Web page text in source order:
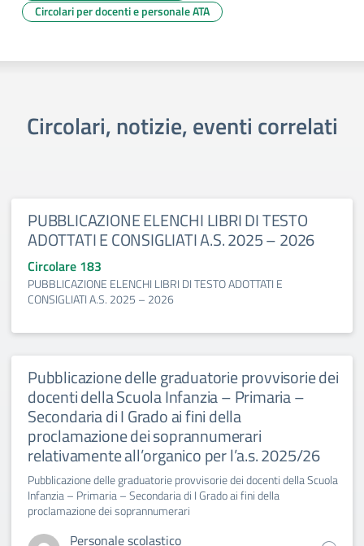
Circolari per docenti e personale ATA
Circolari, notizie, eventi correlati
PUBBLICAZIONE ELENCHI LIBRI DI TESTO
ADOTTATI E CONSIGLIATI A.S. 2025 – 2026
Circolare 183
PUBBLICAZIONE ELENCHI LIBRI DI TESTO ADOTTATI E
CONSIGLIATI A.S. 2025 – 2026
Pubblicazione delle graduatorie provvisorie dei
docenti della Scuola Infanzia – Primaria –
Secondaria di I Grado ai fini della
proclamazione dei soprannumerari
relativamente all’organico per l’a.s. 2025/26
Pubblicazione delle graduatorie provvisorie dei docenti della Scuola
Infanzia – Primaria – Secondaria di I Grado ai fini della
proclamazione dei soprannumerari
Personale scolastico